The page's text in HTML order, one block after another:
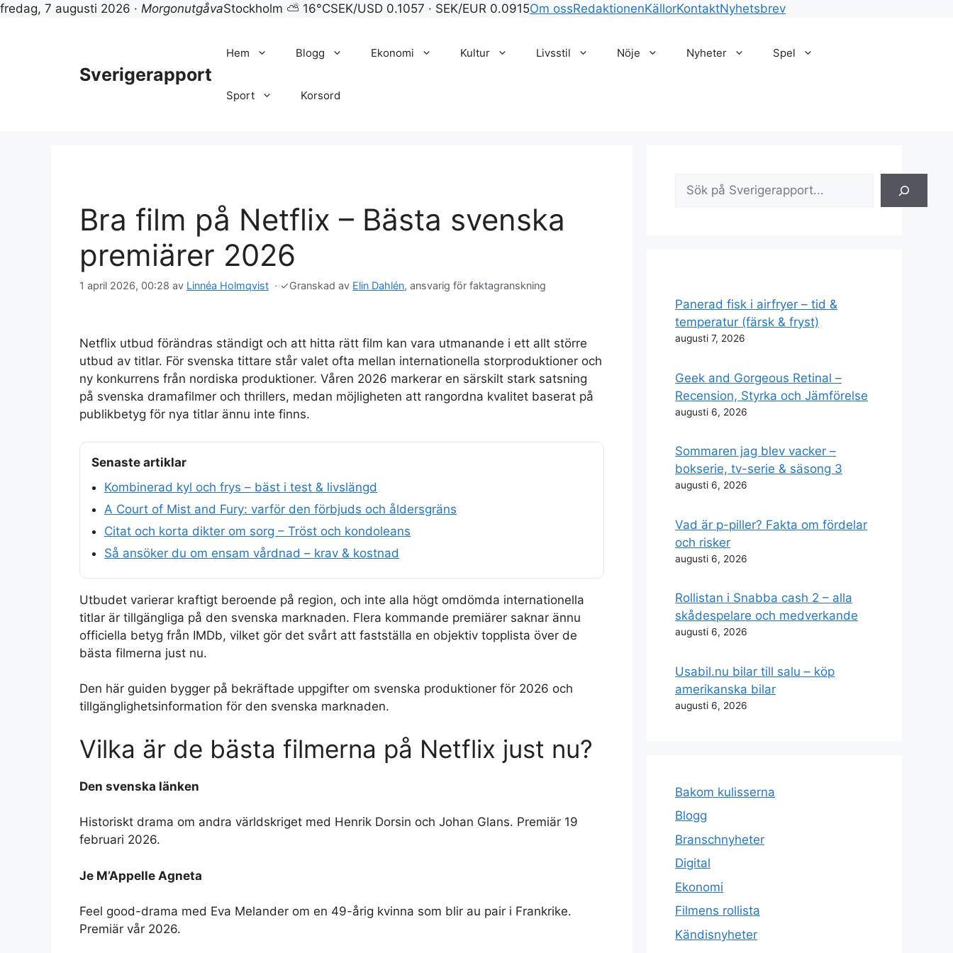
fredag, 7 augusti 2026 · MorgonutgåvaStockholm ⛅ 16°CSEK/USD 0.1057 · SEK/EUR 0.0915Om ossRedaktionenKällorKontaktNyhetsbrev
Sverigerapport
Hem Blogg Ekonomi Kultur Livsstil Nöje Nyheter Spel
Sport Korsord
Bra film på Netflix – Bästa svenska
premiärer 2026
1 april 2026, 00:28 av Linnéa Holmqvist · ✓Granskad av Elin Dahlén, ansvarig för faktagranskning
Netflix utbud förändras ständigt och att hitta rätt film kan vara utmanande i ett allt större
utbud av titlar. För svenska tittare står valet ofta mellan internationella storproduktioner och
ny konkurrens från nordiska produktioner. Våren 2026 markerar en särskilt stark satsning
på svenska dramafilmer och thrillers, medan möjligheten att rangordna kvalitet baserat på
publikbetyg för nya titlar ännu inte finns.
Senaste artiklar
Kombinerad kyl och frys – bäst i test & livslängd
A Court of Mist and Fury: varför den förbjuds och åldersgräns
Citat och korta dikter om sorg – Tröst och kondoleans
Så ansöker du om ensam vårdnad – krav & kostnad
Utbudet varierar kraftigt beroende på region, och inte alla högt omdömda internationella
titlar är tillgängliga på den svenska marknaden. Flera kommande premiärer saknar ännu
officiella betyg från IMDb, vilket gör det svårt att fastställa en objektiv topplista över de
bästa filmerna just nu.
Den här guiden bygger på bekräftade uppgifter om svenska produktioner för 2026 och
tillgänglighetsinformation för den svenska marknaden.
Vilka är de bästa filmerna på Netflix just nu?
Den svenska länken
Historiskt drama om andra världskriget med Henrik Dorsin och Johan Glans. Premiär 19
februari 2026.
Je M’Appelle Agneta
Feel good-drama med Eva Melander om en 49-årig kvinna som blir au pair i Frankrike.
Premiär vår 2026.
Sök
Panerad fisk i airfryer – tid &
temperatur (färsk & fryst)
augusti 7, 2026
Geek and Gorgeous Retinal –
Recension, Styrka och Jämförelse
augusti 6, 2026
Sommaren jag blev vacker –
bokserie, tv-serie & säsong 3
augusti 6, 2026
Vad är p-piller? Fakta om fördelar
och risker
augusti 6, 2026
Rollistan i Snabba cash 2 – alla
skådespelare och medverkande
augusti 6, 2026
Usabil.nu bilar till salu – köp
amerikanska bilar
augusti 6, 2026
Bakom kulisserna
Blogg
Branschnyheter
Digital
Ekonomi
Filmens rollista
Kändisnyheter